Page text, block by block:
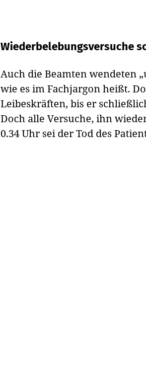
Wiederbelebungsversuche
Auch die Beamten wendeten
wie es im Fachjargon heißt.
Leibeskräften, bis er
Doch alle Versuche, ihn
0.34 Uhr sei der Tod des